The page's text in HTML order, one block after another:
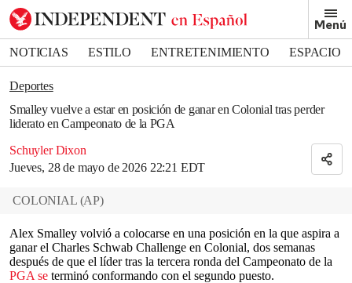
Menú
NOTICIAS ESTILO ENTRETENIMIENTO
ESPACIO
DEPORTES
Deportes
Smalley vuelve a estar en posición de ganar en Colonial tras perder
liderato en Campeonato de la PGA
Schuyler Dixon
Jueves, 28 de mayo de 2026 22:21 EDT
Bookmark popover
Removed from bookmarks
Close popover
COLONIAL (AP)
Alex Smalley volvió a colocarse en una posición en la que aspira a
ganar el Charles Schwab Challenge en Colonial, dos semanas
después de que el líder tras la tercera ronda del Campeonato de la
PGA se terminó conformando con el segundo puesto.